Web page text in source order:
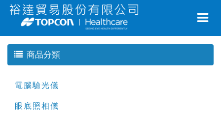
商品分類
電腦驗光儀
眼底照相儀